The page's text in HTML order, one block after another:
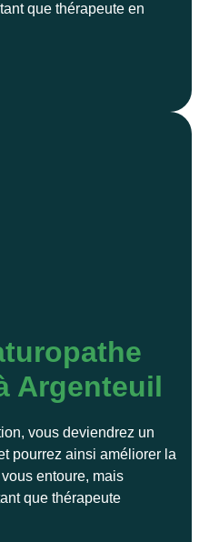
que thérapeute en
Argenteuil
vous deviendrez un
pourrez ainsi améliorer la
entoure, mais
que thérapeute